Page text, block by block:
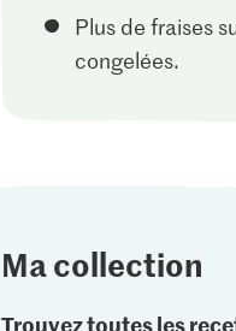
Plus de fraises
congelées.
Ma collection
Trouvez toutes les